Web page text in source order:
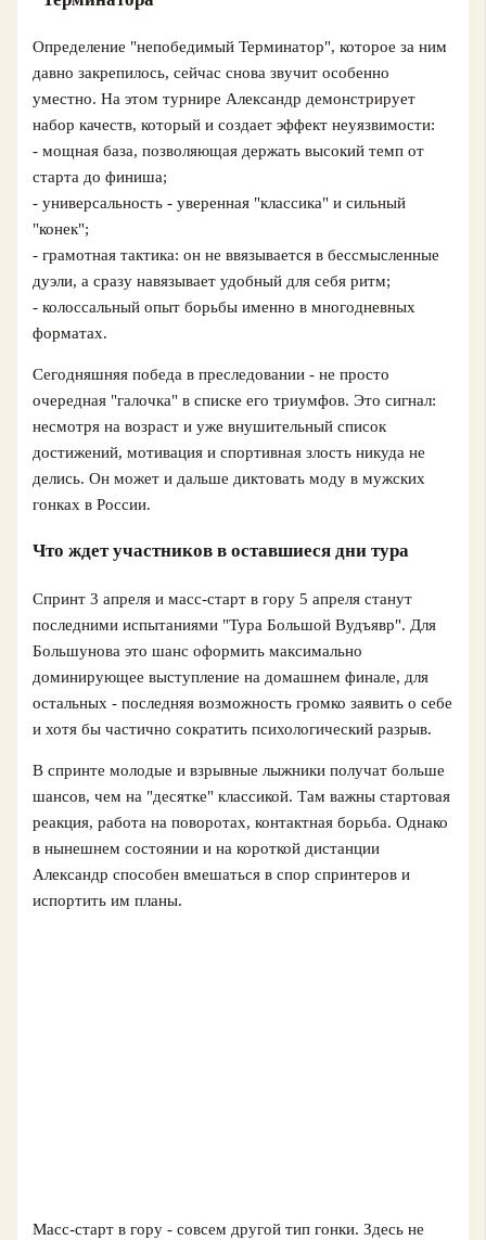
Определение "непобедимый Терминатор", которое за ним
давно закрепилось, сейчас снова звучит особенно
уместно. На этом турнире Александр демонстрирует
набор качеств, который и создает эффект неуязвимости:
- мощная база, позволяющая держать высокий темп от
старта до финиша;
- универсальность - уверенная "классика" и сильный
"конек";
- грамотная тактика: он не ввязывается в бессмысленные
дуэли, а сразу навязывает удобный для себя ритм;
- колоссальный опыт борьбы именно в многодневных
форматах.
Сегодняшняя победа в преследовании - не просто
очередная "галочка" в списке его триумфов. Это сигнал:
несмотря на возраст и уже внушительный список
достижений, мотивация и спортивная злость никуда не
делись. Он может и дальше диктовать моду в мужских
гонках в России.
Что ждет участников в оставшиеся дни тура
Спринт 3 апреля и масс-старт в гору 5 апреля станут
последними испытаниями "Тура Большой Вудъявр". Для
Большунова это шанс оформить максимально
доминирующее выступление на домашнем финале, для
остальных - последняя возможность громко заявить о себе
и хотя бы частично сократить психологический разрыв.
В спринте молодые и взрывные лыжники получат больше
шансов, чем на "десятке" классикой. Там важны стартовая
реакция, работа на поворотах, контактная борьба. Однако
в нынешнем состоянии и на короткой дистанции
Александр способен вмешаться в спор спринтеров и
испортить им планы.
Масс-старт в гору - совсем другой тип гонки. Здесь не